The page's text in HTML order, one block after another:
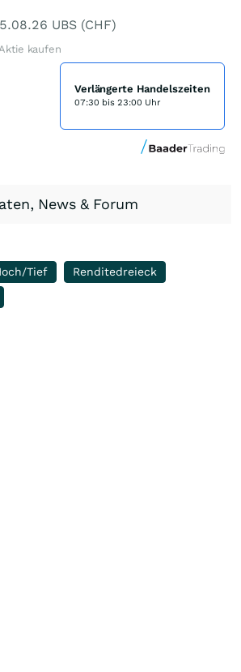
UBS (CHF)
kaufen
Verlängerte Handelszeiten
07:30 bis 23:00 Uhr
News & Forum
Tief
Renditedreieck